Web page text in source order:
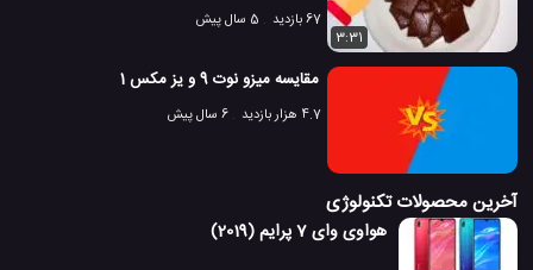
67 بازدید
5 سال پیش
3:31
مقایسه میزو نوت 9 و یز مکس 1
4.7 هزار بازدید 6 سال پیش
آخرین محصولات تکنولوژی
هواوی وای 7 پرایم (2019)